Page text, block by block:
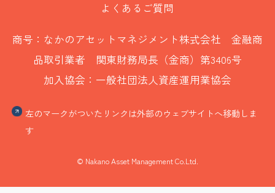
よくあるご質問
商号：なかのアセットマネジメント株式会社 金融商
品取引業者 関東財務局長（金商）第3406号
加入協会：一般社団法人資産運用業協会
左のマークがついたリンクは外部のウェブサイトへ移動しま
す
© Nakano Asset Management Co.Ltd.